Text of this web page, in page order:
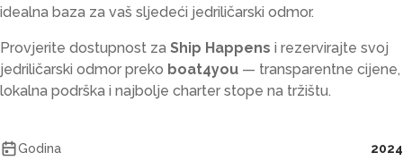
idealna baza za vaš sljedeći jedriličarski odmor.
Provjerite dostupnost za Ship Happens i rezervirajte svoj
jedriličarski odmor preko boat4you — transparentne cijene,
lokalna podrška i najbolje charter stope na tržištu.
Godina 2024